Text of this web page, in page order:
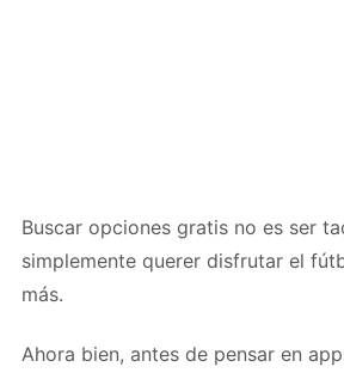
Buscar opciones gratis no es ser
simplemente querer disfrutar el
más.
Ahora bien, antes de pensar en